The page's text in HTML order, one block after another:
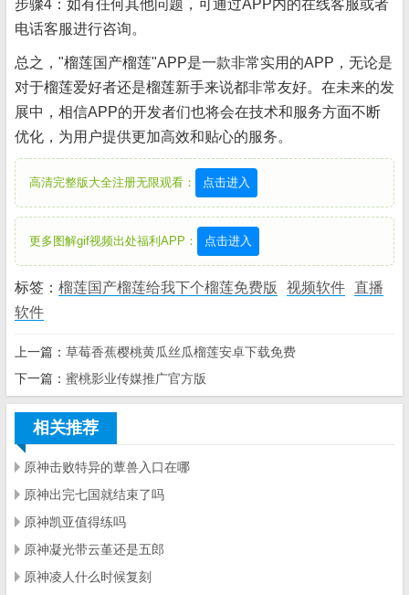
步骤4：如有任何其他问题，可通过APP内的在线客服或者
电话客服进行咨询。
总之，"榴莲国产榴莲"APP是一款非常实用的APP，无论是
对于榴莲爱好者还是榴莲新手来说都非常友好。在未来的发
展中，相信APP的开发者们也将会在技术和服务方面不断
优化，为用户提供更加高效和贴心的服务。
高清完整版大全注册无限观看： 点击进入
更多图解gif视频出处福利APP： 点击进入
标签： 榴莲国产榴莲给我下个榴莲免费版 视频软件
直播
软件
上一篇： 草莓香蕉樱桃黄瓜丝瓜榴莲安卓下载免费
下一篇： 蜜桃影业传媒推广官方版
相关推荐
原神击败特异的蕈兽入口在哪
原神出完七国就结束了吗
原神凯亚值得练吗
原神凝光带云堇还是五郎
原神凌人什么时候复刻